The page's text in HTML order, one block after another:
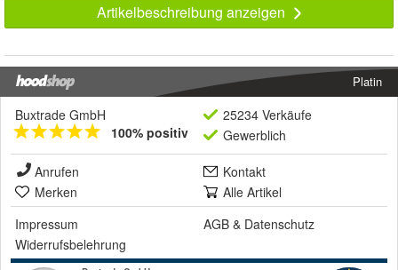
Artikelbeschreibung anzeigen
Platin
Buxtrade GmbH
100% positiv
25234 Verkäufe
Gewerblich
Anrufen
Kontakt
Merken
Alle Artikel
Impressum
AGB & Datenschutz
Widerrufsbelehrung